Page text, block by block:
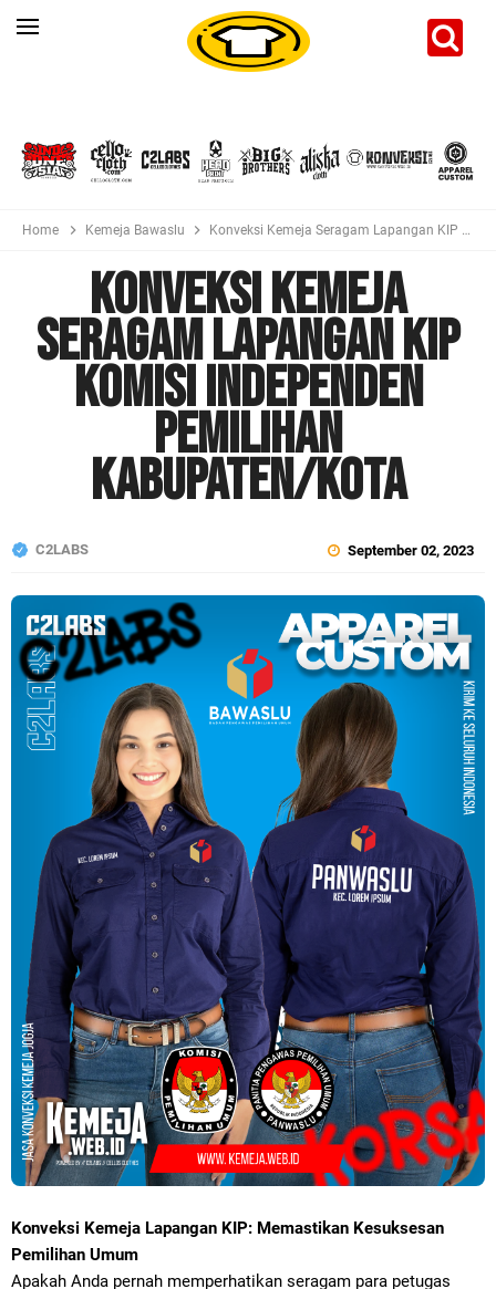
Home Kemeja Bawaslu Konveksi Kemeja Seragam Lapangan KIP Komisi Independen Pemilihan Kabupaten/Kota
Konveksi Kemeja
Seragam Lapangan KIP
Komisi Independen
Pemilihan
Kabupaten/Kota
C2LABS September 02, 2023
Konveksi Kemeja Lapangan KIP: Memastikan Kesuksesan
Pemilihan Umum
Apakah Anda pernah memperhatikan seragam para petugas